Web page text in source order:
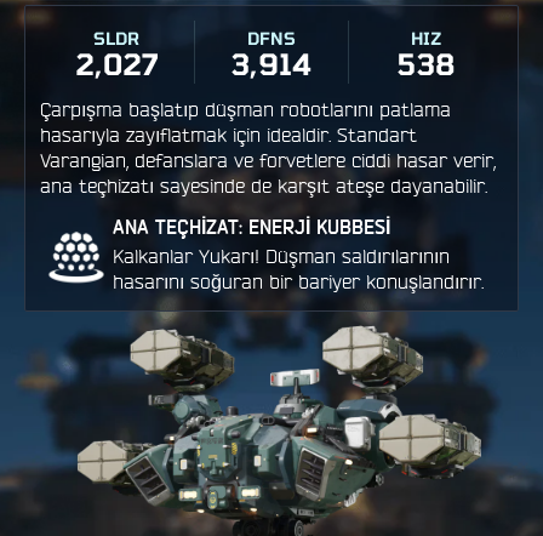
SLDR
2,027
DFNS
3,914
HIZ
538
Çarpışma başlatıp düşman robotlarını patlama
hasarıyla zayıflatmak için idealdir. Standart
Varangian, defanslara ve forvetlere ciddi hasar verir,
ana teçhizatı sayesinde de karşıt ateşe dayanabilir.
ANA TEÇHİZAT: ENERJİ KUBBESİ
Kalkanlar Yukarı! Düşman saldırılarının
hasarını soğuran bir bariyer konuşlandırır.